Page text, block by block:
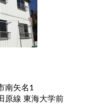
南矢名1
原線 東海大学前